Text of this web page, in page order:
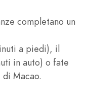
completano un
a piedi), il
in auto) o fate
Macao.